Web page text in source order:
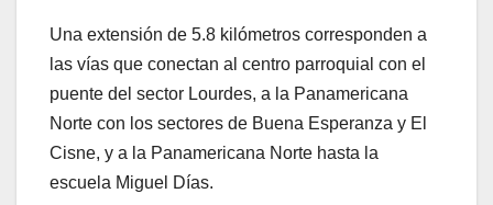
Una extensión de 5.8 kilómetros corresponden a
las vías que conectan al centro parroquial con el
puente del sector Lourdes, a la Panamericana
Norte con los sectores de Buena Esperanza y El
Cisne, y a la Panamericana Norte hasta la
escuela Miguel Días.